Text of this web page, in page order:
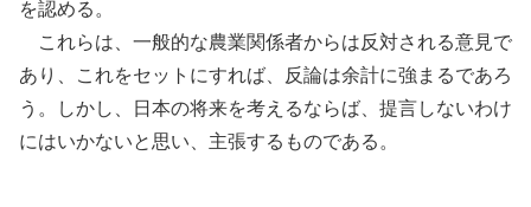
を認める。
これらは、一般的な農業関係者からは反対される意見で
あり、これをセットにすれば、反論は余計に強まるであろ
う。しかし、日本の将来を考えるならば、提言しないわけ
にはいかないと思い、主張するものである。